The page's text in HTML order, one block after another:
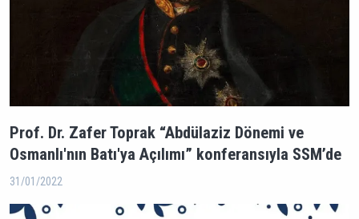
Prof. Dr. Zafer Toprak “Abdülaziz Dönemi ve
Osmanlı'nın Batı'ya Açılımı” konferansıyla SSM’de
31/01/2022